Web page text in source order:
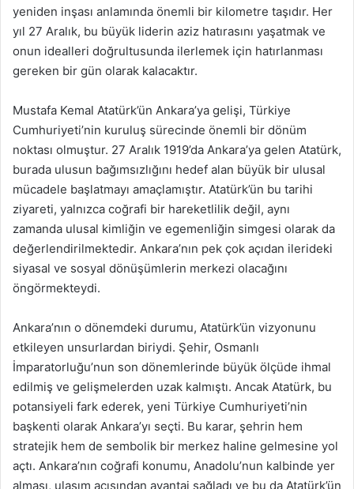
yeniden inşası anlamında önemli bir kilometre taşıdır. Her
yıl 27 Aralık, bu büyük liderin aziz hatırasını yaşatmak ve
onun idealleri doğrultusunda ilerlemek için hatırlanması
gereken bir gün olarak kalacaktır.
Mustafa Kemal Atatürk’ün Ankara’ya gelişi, Türkiye
Cumhuriyeti’nin kuruluş sürecinde önemli bir dönüm
noktası olmuştur. 27 Aralık 1919’da Ankara’ya gelen Atatürk,
burada ulusun bağımsızlığını hedef alan büyük bir ulusal
mücadele başlatmayı amaçlamıştır. Atatürk’ün bu tarihi
ziyareti, yalnızca coğrafi bir hareketlilik değil, aynı
zamanda ulusal kimliğin ve egemenliğin simgesi olarak da
değerlendirilmektedir. Ankara’nın pek çok açıdan ilerideki
siyasal ve sosyal dönüşümlerin merkezi olacağını
öngörmekteydi.
Ankara’nın o dönemdeki durumu, Atatürk’ün vizyonunu
etkileyen unsurlardan biriydi. Şehir, Osmanlı
İmparatorluğu’nun son dönemlerinde büyük ölçüde ihmal
edilmiş ve gelişmelerden uzak kalmıştı. Ancak Atatürk, bu
potansiyeli fark ederek, yeni Türkiye Cumhuriyeti’nin
başkenti olarak Ankara’yı seçti. Bu karar, şehrin hem
stratejik hem de sembolik bir merkez haline gelmesine yol
açtı. Ankara’nın coğrafi konumu, Anadolu’nun kalbinde yer
alması, ulaşım açısından avantaj sağladı ve bu da Atatürk’ün